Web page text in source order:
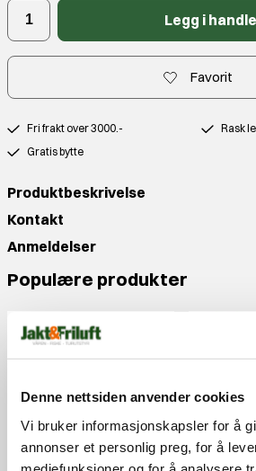
Denne nettsiden anvender cookies
Vi bruker informasjonskapsler for å
annonser et personlig preg, for å
Legg i
Favorit
Fri frakt over 3000.-
Rask
Gratis bytte
Produktbeskrivelse
Kontakt
Anmeldelser
Populære produkter